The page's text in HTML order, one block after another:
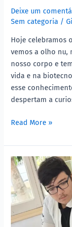
Deixe um
Sem categoria /
Hoje celebramos
vemos a olho nu,
nosso corpo e
vida e na
esse
despertam a
Read More »
Os
encontros
do
Clube
Ciências